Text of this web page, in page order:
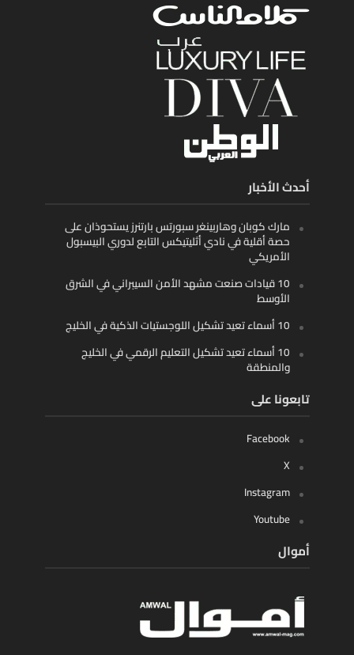
أحدث الأخبار
مارك كوبان وهاربينغر سبورتس بارتنرز يستحوذان على
حصة أقلية في نادي أثليتيكس التابع لدوري البيسبول
الأمريكي
10 قيادات صنعت مشهد الأمن السيبراني في الشرق
الأوسط
10 أسماء تعيد تشكيل اللوجستيات الذكية في الخليج
10 أسماء تعيد تشكيل التعليم الرقمي في الخليج
والمنطقة
تابعونا على
Facebook
X
Instagram
Youtube
أموال